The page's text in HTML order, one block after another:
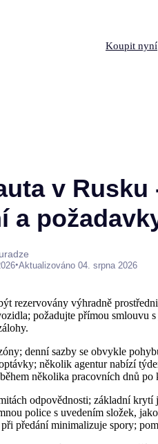
Koupit nyní
v Rusku
a
•Aktualizováno 04. srpna 2026
rezervovány výhradně
požadujte přímou smlouvu
denní sazby se obvykle
několik agentur nabízí
několika pracovních dnů po
odpovědnosti; základní
police s uvedením složek,
předání minimalizuje spory;